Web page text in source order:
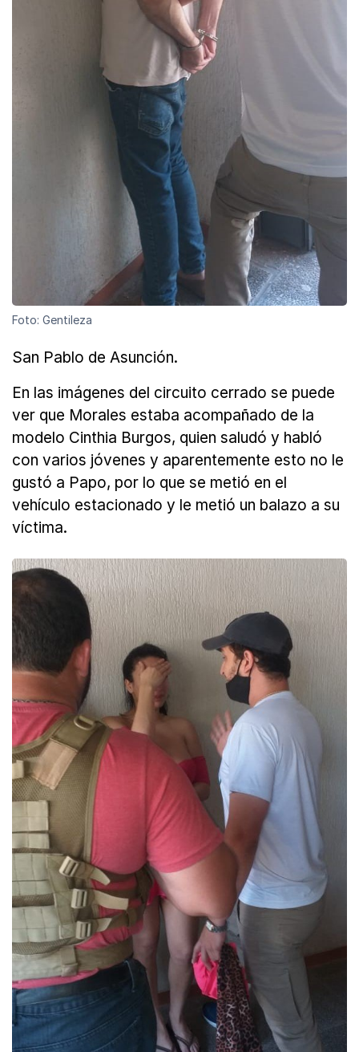
Foto: Gentileza
San Pablo de Asunción.
En las imágenes del circuito cerrado se puede
ver que Morales estaba acompañado de la
modelo Cinthia Burgos, quien saludó y habló
con varios jóvenes y aparentemente esto no le
gustó a Papo, por lo que se metió en el
vehículo estacionado y le metió un balazo a su
víctima.